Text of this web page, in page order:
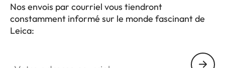
Nos envois par courriel vous tiendront
constamment informé sur le monde fascinant de
Leica: